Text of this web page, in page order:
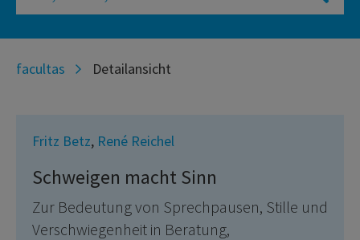
facultas Detailansicht
Fritz Betz, René Reichel
Schweigen macht Sinn
Zur Bedeutung von Sprechpausen, Stille und
Verschwiegenheit in Beratung,